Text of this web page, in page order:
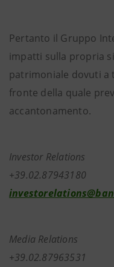
Pertanto il Gruppo
impatti sulla propria
patrimoniale dovuti a
fronte della quale
accantonamento.
Investor Relations
+39.02.87943180
Media Relations
+39.02.87963531